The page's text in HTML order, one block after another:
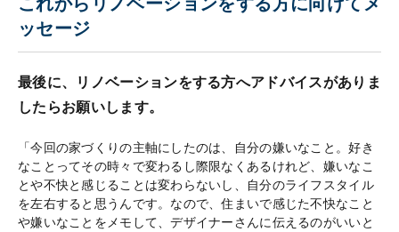
ッセージ
最後に、リノベーションをする方へアドバイスがありま
したらお願いします。
「今回の家づくりの主軸にしたのは、自分の嫌いなこと。好き
なことってその時々で変わるし際限なくあるけれど、嫌いなこ
とや不快と感じることは変わらないし、自分のライフスタイル
を左右すると思うんです。なので、住まいで感じた不快なこと
や嫌いなことをメモして、デザイナーさんに伝えるのがいいと